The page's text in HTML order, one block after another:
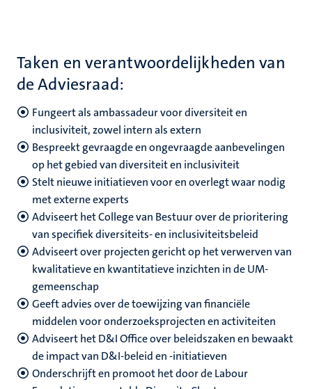
Taken en verantwoordelijkheden van
de Adviesraad:
Fungeert als ambassadeur voor diversiteit en
inclusiviteit, zowel intern als extern
Bespreekt gevraagde en ongevraagde aanbevelingen
op het gebied van diversiteit en inclusiviteit
Stelt nieuwe initiatieven voor en overlegt waar nodig
met externe experts
Adviseert het College van Bestuur over de prioritering
van specifiek diversiteits- en inclusiviteitsbeleid
Adviseert over projecten gericht op het verwerven van
kwalitatieve en kwantitatieve inzichten in de UM-
gemeenschap
Geeft advies over de toewijzing van financiële
middelen voor onderzoeksprojecten en activiteiten
Adviseert het D&I Office over beleidszaken en bewaakt
de impact van D&I-beleid en -initiatieven
Onderschrijft en promoot het door de Labour